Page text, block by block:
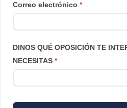
Correo electrónico *
DINOS QUÉ OPOSICIÓN TE
NECESITAS *